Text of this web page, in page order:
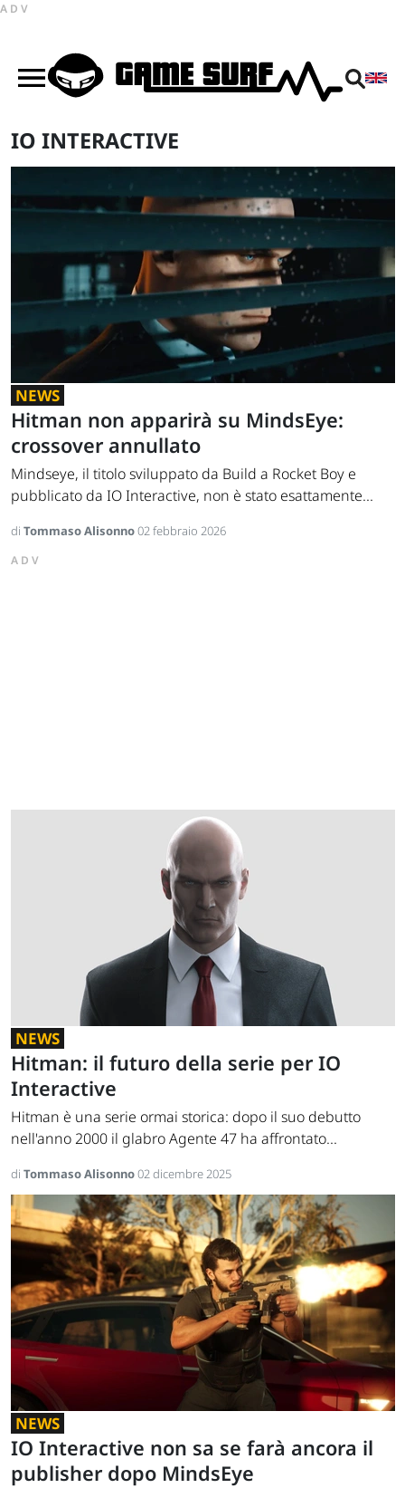
ADV
IO INTERACTIVE
NEWS
Hitman non apparirà su MindsEye:
crossover annullato
Mindseye, il titolo sviluppato da Build a Rocket Boy e
pubblicato da IO Interactive, non è stato esattamente...
di Tommaso Alisonno02 febbraio 2026
ADV
NEWS
Hitman: il futuro della serie per IO
Interactive
Hitman è una serie ormai storica: dopo il suo debutto
nell'anno 2000 il glabro Agente 47 ha affrontato...
di Tommaso Alisonno02 dicembre 2025
NEWS
IO Interactive non sa se farà ancora il
publisher dopo MindsEye